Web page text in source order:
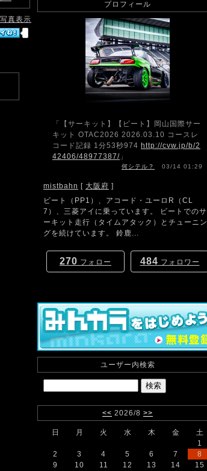
写真表示
プロフィール
「【サーキット】【ビート】岡山国際サー
キット OTAC2026 2026.03.10 コースレ
コード記録 1分53秒974 http://cvw.jp/b/2
42406/48977387/ 」
何シテル？ 03/14 01:29
mistbahn [ 大阪府 ]
ビート（PP1）、アコード・ユーロR（CL
7）、三菱アイに乗っています。 ビートでのサ
ーキット走行（タイムアタック）とチューニン
グを続けています。 鈴鹿...
270 フォロー 484 フォロワー
ユーザー内検索
<< 2026/8 >>
日 月 火 水 木 金
土
1
2
3 4 5 6 7
8
9
10 11 12 13 14
15